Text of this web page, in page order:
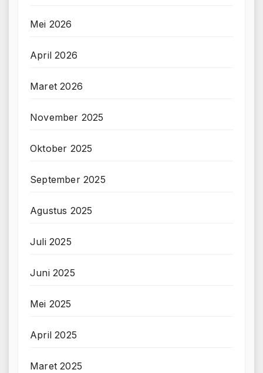
Mei 2026
April 2026
Maret 2026
November 2025
Oktober 2025
September 2025
Agustus 2025
Juli 2025
Juni 2025
Mei 2025
April 2025
Maret 2025